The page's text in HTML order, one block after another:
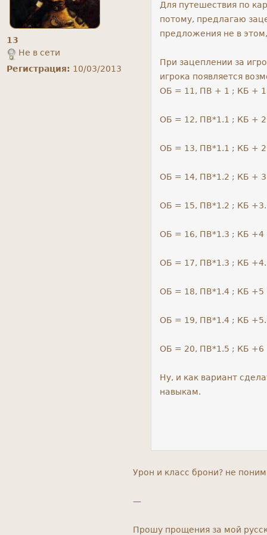
13
Не в сети
Регистрация: 10/03/2013
Для путешествия по
потому, предлагаю
предложения не в
При зацеплении за
игрока появляется
ОБ = 11, ПВ + 1 ; КБ +
ОБ = 12, ПВ*1.1 ; КБ +
ОБ = 13, ПВ*1.1 ; КБ +
ОБ = 14, ПВ*1.2 ; КБ +
ОБ = 15, ПВ*1.2 ; КБ
ОБ = 16, ПВ*1.3 ; КБ +4
ОБ = 17, ПВ*1.3 ; КБ
ОБ = 18, ПВ*1.4 ; КБ +5
ОБ = 19, ПВ*1.4 ; КБ
ОБ = 20, ПВ*1.5 ; КБ +6
Ну, и как вариант
навыкам.
Урон и класс брони? не
—
Прошу прощения за мой